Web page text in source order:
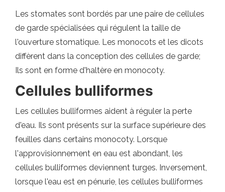
Les stomates sont bordés par une paire de cellules
de garde spécialisées qui régulent la taille de
l'ouverture stomatique. Les monocots et les dicots
diffèrent dans la conception des cellules de garde;
Ils sont en forme d'haltère en monocoty.
Cellules bulliformes
Les cellules bulliformes aident à réguler la perte
d'eau. Ils sont présents sur la surface supérieure des
feuilles dans certains monocoty. Lorsque
l'approvisionnement en eau est abondant, les
cellules bulliformes deviennent turges. Inversement,
lorsque l'eau est en pénurie, les cellules bulliformes